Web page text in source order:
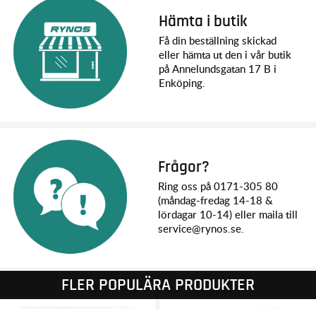
Hämta i butik
Få din beställning skickad
eller hämta ut den i vår butik
på Annelundsgatan 17 B i
Enköping.
Frågor?
Ring oss på 0171-305 80
(måndag-fredag 14-18 &
lördagar 10-14) eller maila till
service@rynos.se.
FLER POPULÄRA PRODUKTER